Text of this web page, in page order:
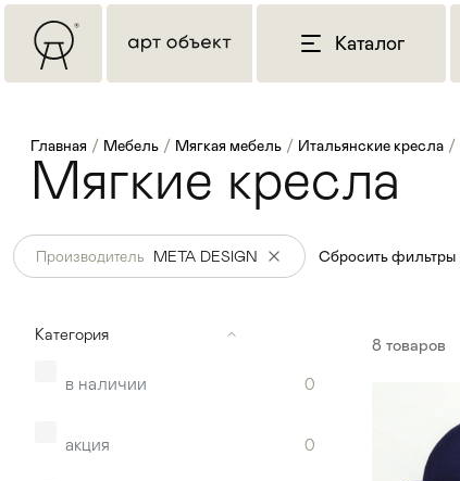
Каталог
Главная / Мебель / Мягкая мебель / Итальянские кресла /
Мягкие кресла
Производитель META DESIGN Сбросить фильтры
Категория
в наличии 0
акция 0
8 товаров